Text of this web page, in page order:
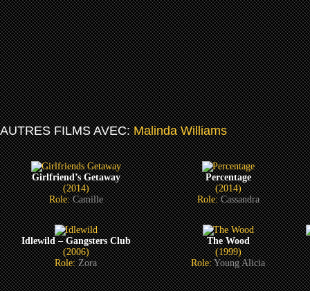
AUTRES FILMS AVEC:Malinda Williams
Girlfriend’s Getaway
(2014)
Role:Camille
Percentage
(2014)
Role:Cassandra
Idlewild – Gangsters Club
(2006)
Role:Zora
The Wood
(1999)
Role:Young Alicia